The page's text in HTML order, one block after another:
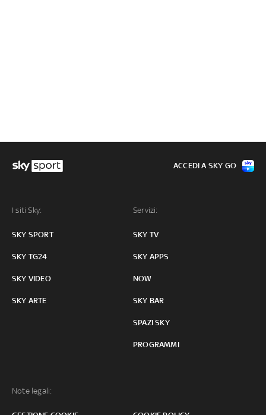
I siti Sky:
SKY SPORT
SKY TG24
SKY VIDEO
SKY ARTE
Servizi:
SKY TV
SKY APPS
NOW
SKY BAR
SPAZI SKY
PROGRAMMI
Note legali:
ACCEDI A SKY GO